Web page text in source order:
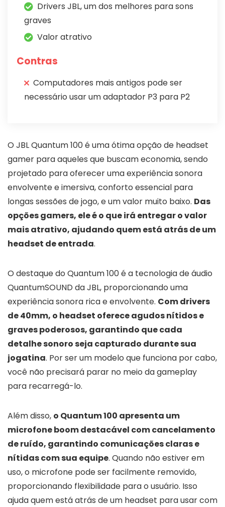
Drivers JBL, um dos melhores para sons
graves
Valor atrativo
Contras
Computadores mais antigos pode ser
necessário usar um adaptador P3 para P2
O JBL Quantum 100 é uma ótima opção de headset
gamer para aqueles que buscam economia, sendo
projetado para oferecer uma experiência sonora
envolvente e imersiva, conforto essencial para
longas sessões de jogo, e um valor muito baixo. Das
opções gamers, ele é o que irá entregar o valor
mais atrativo, ajudando quem está atrás de um
headset de entrada.
O destaque do Quantum 100 é a tecnologia de áudio
QuantumSOUND da JBL, proporcionando uma
experiência sonora rica e envolvente. Com drivers
de 40mm, o headset oferece agudos nítidos e
graves poderosos, garantindo que cada
detalhe sonoro seja capturado durante sua
jogatina. Por ser um modelo que funciona por cabo,
você não precisará parar no meio da gameplay
para recarregá-lo.
Além disso, o Quantum 100 apresenta um
microfone boom destacável com cancelamento
de ruído, garantindo comunicações claras e
nítidas com sua equipe. Quando não estiver em
uso, o microfone pode ser facilmente removido,
proporcionando flexibilidade para o usuário. Isso
ajuda quem está atrás de um headset para usar com